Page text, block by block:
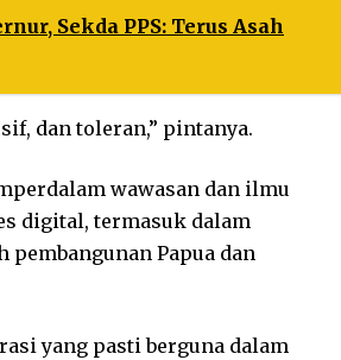
Sekda PPS: Terus Asah
dan toleran,” pintanya.
wawasan dan ilmu
digital, termasuk dalam
Papua dan
yang pasti berguna dalam